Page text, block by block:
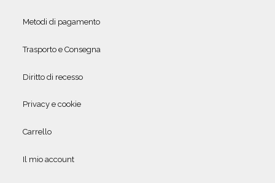
Metodi di pagamento
Trasporto e Consegna
Diritto di recesso
Privacy e cookie
Carrello
Il mio account